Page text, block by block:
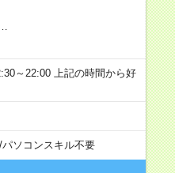
～22:00 上記の時間から好
/パソコンスキル不要